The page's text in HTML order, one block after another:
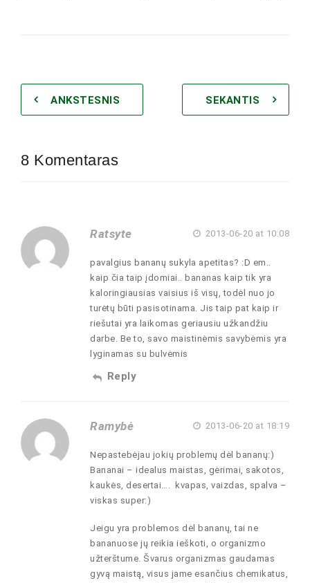
ANKSTESNIS SEKANTIS
8 Komentaras
Ratsyte 2013-06-20 at 10:08
pavalgius bananų sukyla apetitas? :D em..
kaip čia taip įdomiai.. bananas kaip tik yra
kaloringiausias vaisius iš visų, todėl nuo jo
turėtų būti pasisotinama. Jis taip pat kaip ir
riešutai yra laikomas geriausiu užkandžiu
darbe. Be to, savo maistinėmis savybėmis yra
lyginamas su bulvėmis
Reply
Ramybė 2013-06-20 at 18:19
Nepastebėjau jokių problemų dėl bananų:)
Bananai – idealus maistas, gėrimai, sakotos,
kaukės, desertai…. kvapas, vaizdas, spalva –
viskas super:)
Jeigu yra problemos dėl bananų, tai ne
bananuose jų reikia ieškoti, o organizmo
užterštume. Švarus organizmas gaudamas
gyvą maistą, visus jame esančius chemikatus,